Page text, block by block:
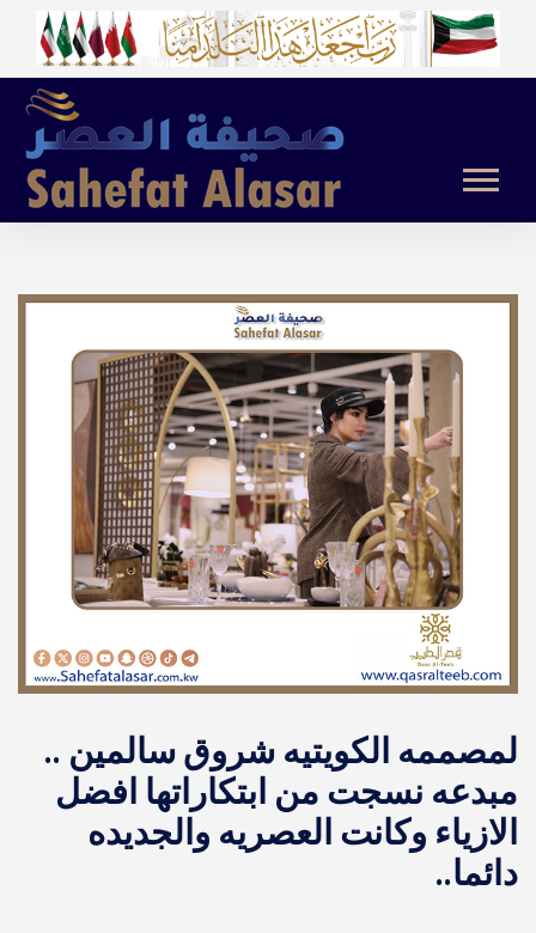
لمصممه الكويتيه شروق سالمين ..
مبدعه نسجت من ابتكاراتها افضل
الازياء وكانت العصريه والجديده
دائما..